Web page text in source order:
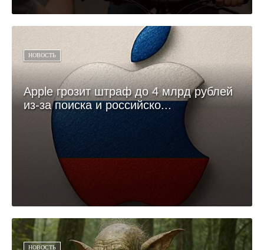
НОВОСТЬ
Apple грозит штраф до 4 млрд рублей
из-за поиска и российско...
НОВОСТЬ